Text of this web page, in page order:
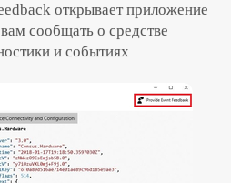
открывает приложение
сообщать о средстве
и событиях